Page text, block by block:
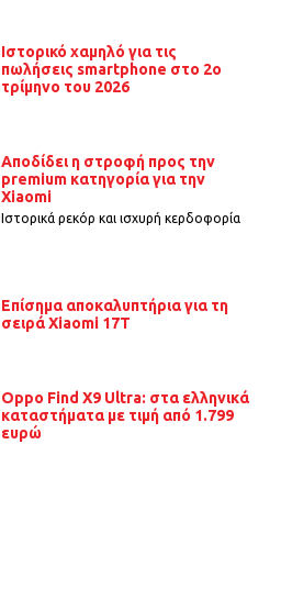
Ιστορικό χαμηλό για τις
πωλήσεις smartphone στο 2ο
τρίμηνο του 2026
Αποδίδει η στροφή προς την
premium κατηγορία για την
Xiaomi
Ιστορικά ρεκόρ και ισχυρή κερδοφορία
Επίσημα αποκαλυπτήρια για τη
σειρά Xiaomi 17T
Oppo Find X9 Ultra: στα ελληνικά
καταστήματα με τιμή από 1.799
ευρώ